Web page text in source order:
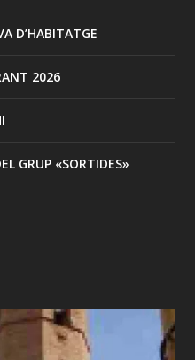
D’HABITATGE
2026
GRUP «SORTIDES»